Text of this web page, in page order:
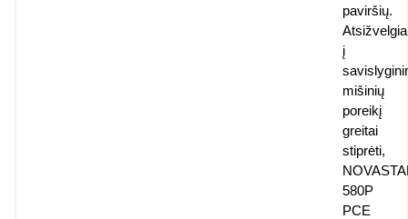
paviršių.
į
mišinių
poreikį
greitai
stiprėti,
580P
PCE